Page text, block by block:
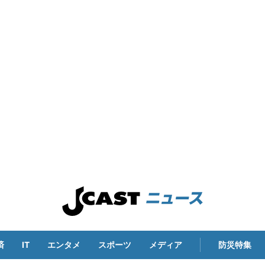
IT エンタメ スポーツ メディア 防災特集